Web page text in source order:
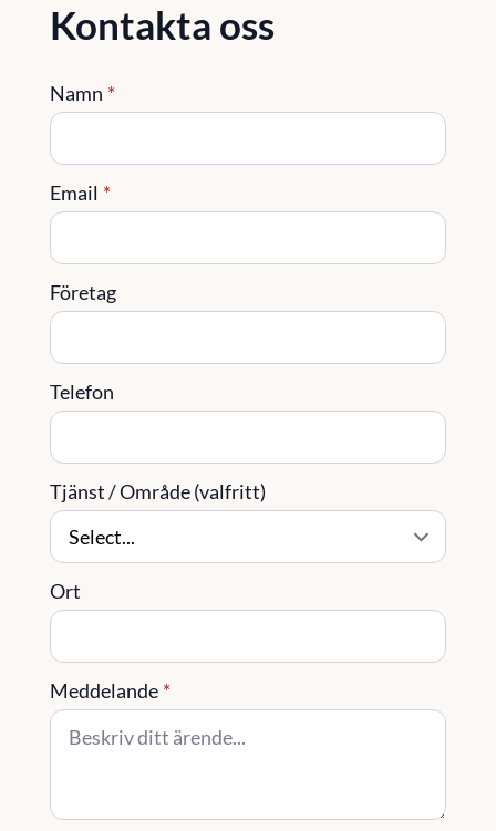
Kontakta oss
Namn *
Email *
Företag
Telefon
Tjänst / Område (valfritt)
Ort
Meddelande *